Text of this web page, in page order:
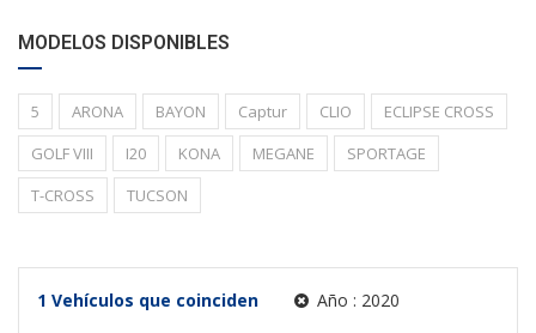
MODELOS DISPONIBLES
5 ARONA BAYON Captur CLIO
ECLIPSE CROSS
GOLF VIII
I20 KONA MEGANE
SPORTAGE
T-CROSS
TUCSON
1 Vehículos que coinciden Año : 2020